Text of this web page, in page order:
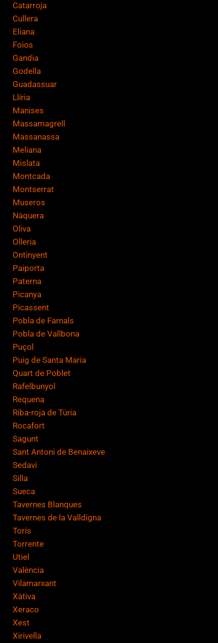
Catarroja
Cullera
Eliana
Foios
Gandia
Godella
Guadassuar
Llíria
Manises
Massamagrell
Massanassa
Meliana
Mislata
Montcada
Montserrat
Museros
Nàquera
Oliva
Olleria
Ontinyent
Paiporta
Paterna
Picanya
Picassent
Pobla de Farnals
Pobla de Vallbona
Puçol
Puig de Santa Maria
Quart de Poblet
Rafelbunyol
Requena
Riba-roja de Túria
Rocafort
Sagunt
Sant Antoni de Benaixeve
Sedaví
Silla
Sueca
Tavernes Blanques
Tavernes de la Valldigna
Torís
Torrente
Utiel
València
Vilamarxant
Xàtiva
Xeraco
Xest
Xirivella